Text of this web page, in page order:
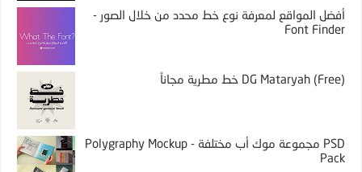
أفضل المواقع لمعرفة نوع خط محدد من خلال الصور -
Font Finder
DG Mataryah (Free) خط مطرية مجاناً
PSD مجموعة موك أب مختلفة - Polygraphy Mockup
Pack